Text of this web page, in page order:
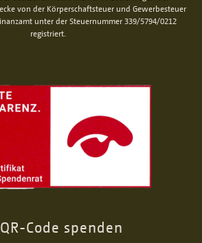
von der Körperschaftsteuer und Gewerbesteuer
unter der Steuernummer 339/5794/0212
registriert.
Code spenden